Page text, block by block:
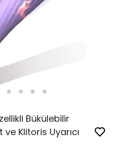
Bükülebilir
Klitoris Uyarıcı